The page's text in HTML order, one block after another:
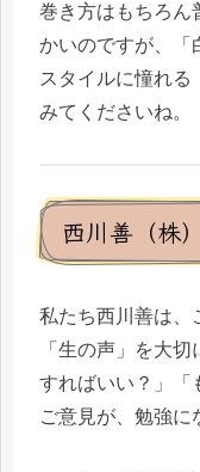
巻き方はもちろん
かいのですが、「
スタイルに憧れる
みてくださいね。
西川善（株
私たち西川善は、
「生の声」を大
すればいい？」「
ご意見が、勉強に